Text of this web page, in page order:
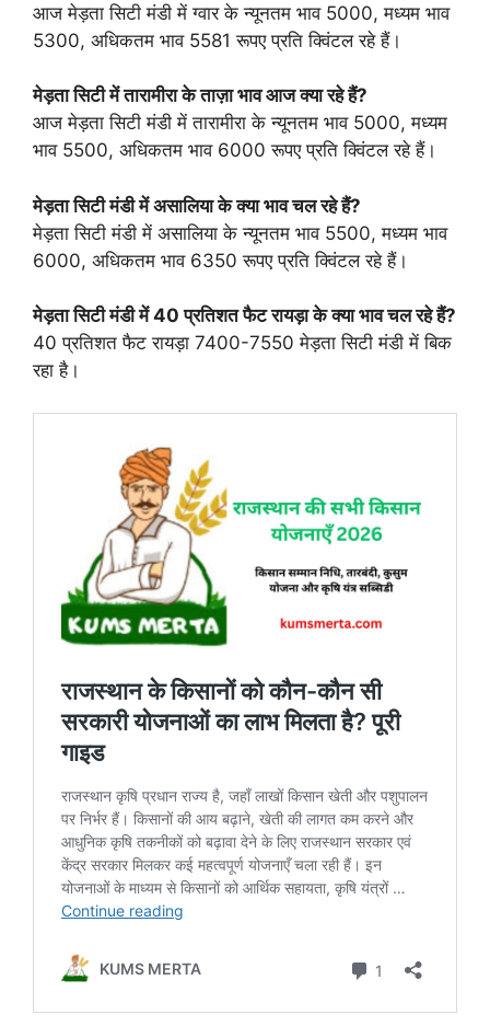
आज मेड़ता सिटी मंडी में ग्वार के न्यूनतम भाव 5000, मध्यम भाव
5300, अधिकतम भाव 5581 रूपए प्रति क्विंटल रहे हैं।
मेड़ता सिटी में तारामीरा के ताज़ा भाव आज क्या रहे हैं?
आज मेड़ता सिटी मंडी में तारामीरा के न्यूनतम भाव 5000, मध्यम
भाव 5500, अधिकतम भाव 6000 रूपए प्रति क्विंटल रहे हैं।
मेड़ता सिटी मंडी में असालिया के क्या भाव चल रहे हैं?
मेड़ता सिटी मंडी में असालिया के न्यूनतम भाव 5500, मध्यम भाव
6000, अधिकतम भाव 6350 रूपए प्रति क्विंटल रहे हैं।
मेड़ता सिटी मंडी में 40 प्रतिशत फैट रायड़ा के क्या भाव चल रहे हैं?
40 प्रतिशत फैट रायड़ा 7400-7550 मेड़ता सिटी मंडी में बिक
रहा है।